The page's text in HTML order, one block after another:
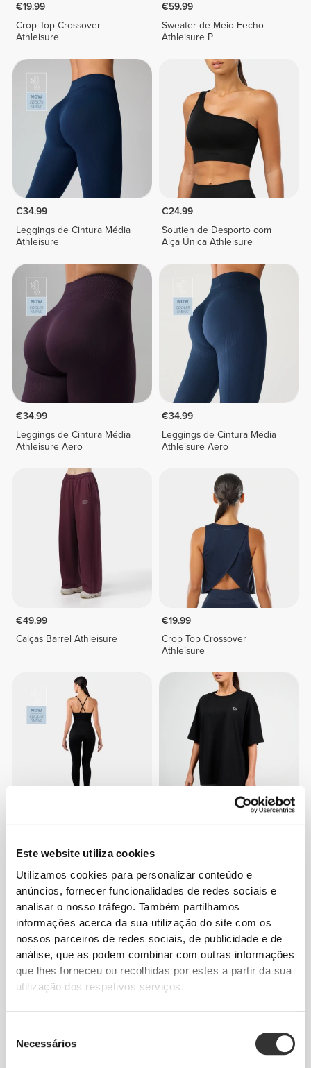
Este website utiliza cookies
Utilizamos cookies para personalizar conteúdo e
anúncios, fornecer funcionalidades de redes sociais e
analisar o nosso tráfego. Também partilhamos
informações acerca da sua utilização do site com os
nossos parceiros de redes sociais, de publicidade e de
análise, que as podem combinar com outras informações
que lhes forneceu ou recolhidas por estes a partir da sua
utilização dos respetivos serviços.
Necessários
€19.99
Crop Top Crossover
Athleisure
€59.99
Sweater de Meio Fecho
Athleisure P
€34.99
Leggings de Cintura Média
Athleisure
€24.99
Soutien de Desporto com
Alça Única Athleisure
€34.99
Leggings de Cintura Média
Athleisure Aero
€34.99
Leggings de Cintura Média
Athleisure Aero
€49.99
Calças Barrel Athleisure
€19.99
Crop Top Crossover
Athleisure
€59.99
€24.99
Soutien de Desporto
NOVIDADE